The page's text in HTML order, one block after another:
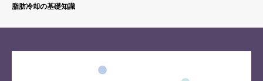
脂肪冷却の基礎知識